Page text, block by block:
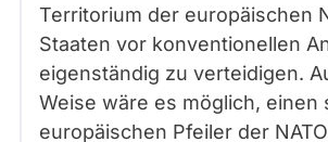
Territorium der europäischen
Staaten vor konventionellen
eigenständig zu verteidigen.
Weise wäre es möglich, einen
europäischen Pfeiler der